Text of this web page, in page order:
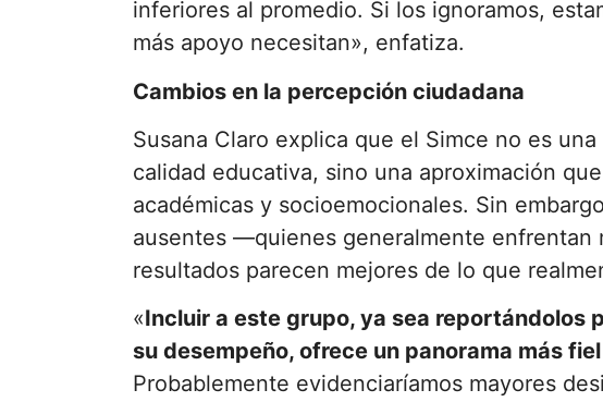
inferiores al promedio. Si los ignoramos,
más apoyo necesitan», enfatiza.
Cambios en la percepción ciudadana
Susana Claro explica que el Simce no es
calidad educativa, sino una aproximación
académicas y socioemocionales. Sin
ausentes —quienes generalmente enfrentan
resultados parecen mejores de lo que
«Incluir a este grupo, ya sea reportándolos
su desempeño, ofrece un panorama más
Probablemente evidenciaríamos mayores